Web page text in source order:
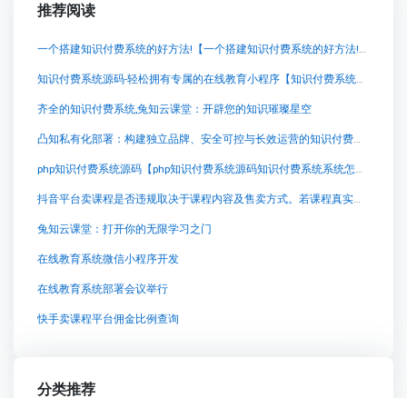
推荐阅读
知识付费系统源码-轻松拥有专属的在线教育小程序【知识付费系统源码-轻松拥有专属的在线教育小程序知识付费系统系统怎么制作，知识付费系统搭建使用教程】
齐全的知识付费系统,兔知云课堂：开辟您的知识璀璨星空
凸知私有化部署：构建独立品牌、安全可控与长效运营的知识付费平台核心解决方案
php知识付费系统源码【php知识付费系统源码知识付费系统系统怎么制作，知识付费系统搭建使用教程】
抖音平台卖课程是否违规取决于课程内容及售卖方式。若课程真实、不侵犯版权且遵循平台规则，则不违规
兔知云课堂：打开你的无限学习之门
在线教育系统微信小程序开发
在线教育系统部署会议举行
快手卖课程平台佣金比例查询
分类推荐